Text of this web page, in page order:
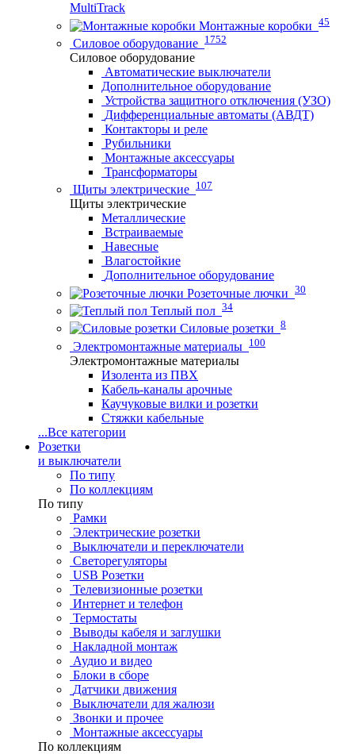
MultiTrack
Монтажные коробки 45
Силовое оборудование 1752
Силовое оборудование
Автоматические выключатели
Дополнительное оборудование
Устройства защитного отключения (УЗО)
Дифференциальные автоматы (АВДТ)
Контакторы и реле
Рубильники
Монтажные аксессуары
Трансформаторы
Щиты электрические 107
Щиты электрические
Металлические
Встраиваемые
Навесные
Влагостойкие
Дополнительное оборудование
Розеточные лючки 30
Теплый пол 34
Силовые розетки 8
Электромонтажные материалы 100
Электромонтажные материалы
Изолента из ПВХ
Кабель-каналы арочные
Каучуковые вилки и розетки
Стяжки кабельные
...Все категории
Розетки
и выключатели
По типу
По коллекциям
По типу
Рамки
Электрические розетки
Выключатели и переключатели
Светорегуляторы
USB Розетки
Телевизионные розетки
Интернет и телефон
Термостаты
Выводы кабеля и заглушки
Накладной монтаж
Аудио и видео
Блоки в сборе
Датчики движения
Выключатели для жалюзи
Звонки и прочее
Монтажные аксессуары
По коллекциям